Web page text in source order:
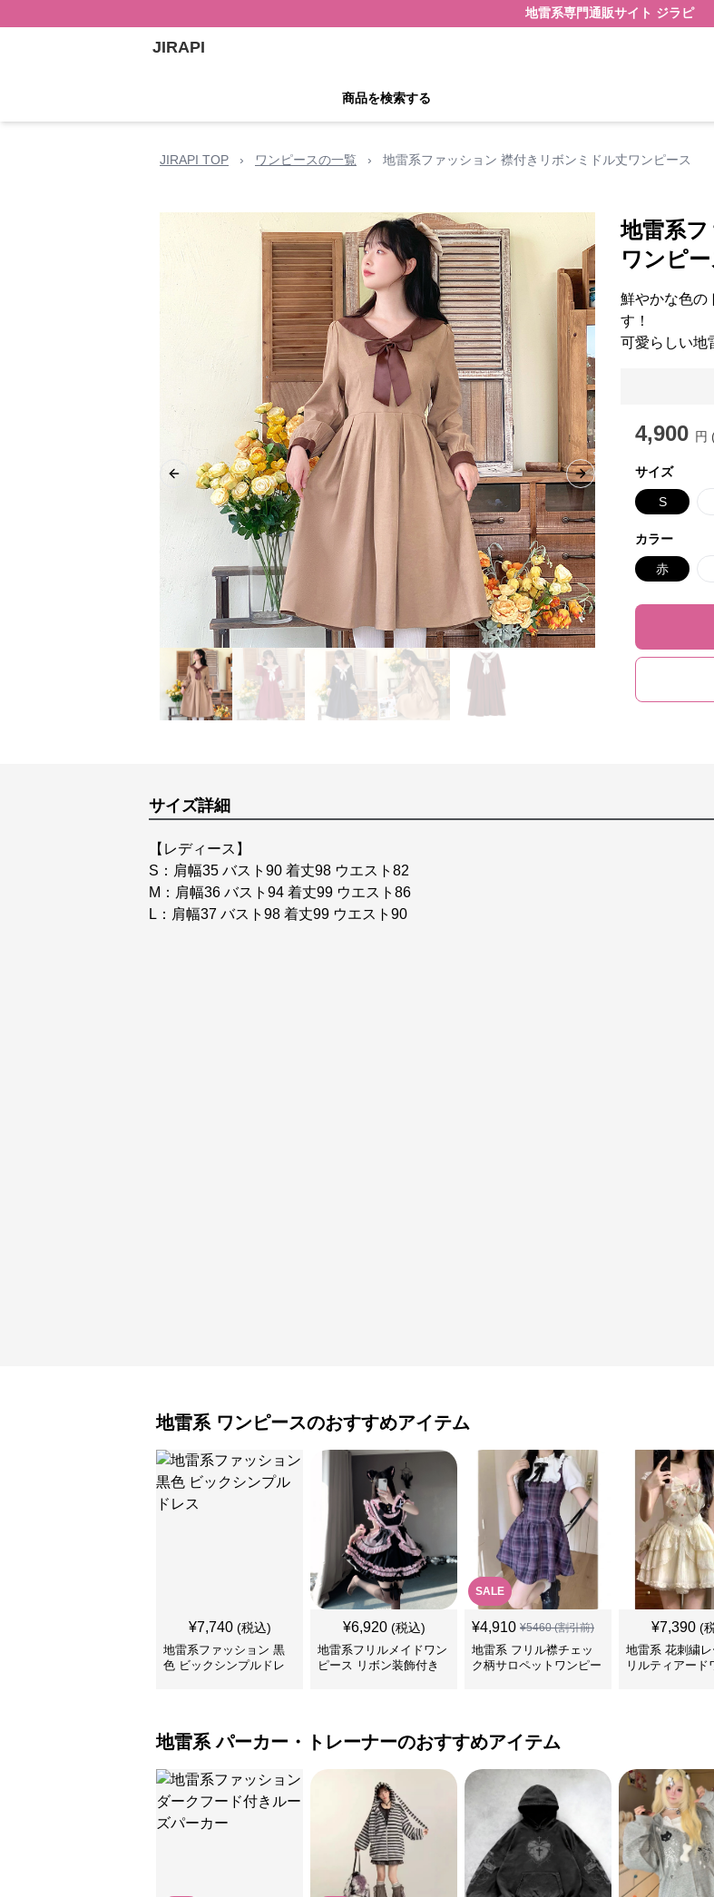
地雷系専門通販サイト ジラピ
JIRAPI
商品を検索する
JIRAPI TOP › ワンピースの一覧 › 地雷系ファッション 襟付きリボンミドル丈ワンピース
Previous slide Next slide
地雷系
ワンピー
鮮やかな色の
す！
可愛らしい地
4,900 円
サイズ
S
カラー
赤
サイズ詳細
【レディース】
S：肩幅35 バスト90 着丈98 ウエスト82
M：肩幅36 バスト94 着丈99 ウエスト86
L：肩幅37 バスト98 着丈99 ウエスト90
地雷系 ワンピースのおすすめアイテム
¥7,740 (税込)
地雷系ファッション 黒
色 ビックシンプルドレ
¥6,920 (税込)
地雷系フリルメイドワン
ピース リボン装飾付き
SALE
¥4,910 ¥5460(割引前)
地雷系 フリル襟チェッ
ク柄サロペットワンピー
¥7,390 (
地雷系 花刺繍
リルティアード
地雷系 パーカー・トレーナーのおすすめアイテム